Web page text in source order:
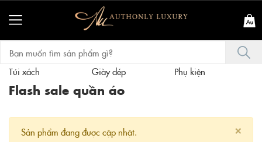
Túi xách Giày dép Phụ kiện
Flash sale quần áo
×
Sản phẩm đang được cập nhật.